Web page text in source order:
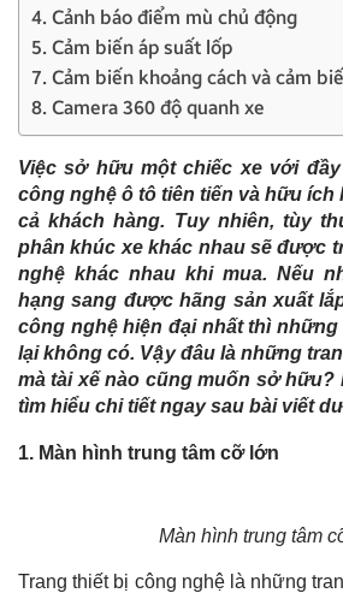
4. Cảnh báo điểm mù chủ động
5. Cảm biến áp suất lốp
7. Cảm biến khoảng cách và cảm
8. Camera 360 độ quanh xe
Việc sở hữu một chiếc xe với
công nghệ ô tô tiên tiến và hữu ích
cả khách hàng. Tuy nhiên, tùy
phân khúc xe khác nhau sẽ được
nghệ khác nhau khi mua. Nếu
hạng sang được hãng sản xuất
công nghệ hiện đại nhất thì
lại không có. Vậy đâu là những
mà tài xế nào cũng muốn sở hữu?
tìm hiểu chi tiết ngay sau bài viết
1. Màn hình trung tâm cỡ lớn
Màn hình trung tâm
Trang thiết bị công nghệ là những